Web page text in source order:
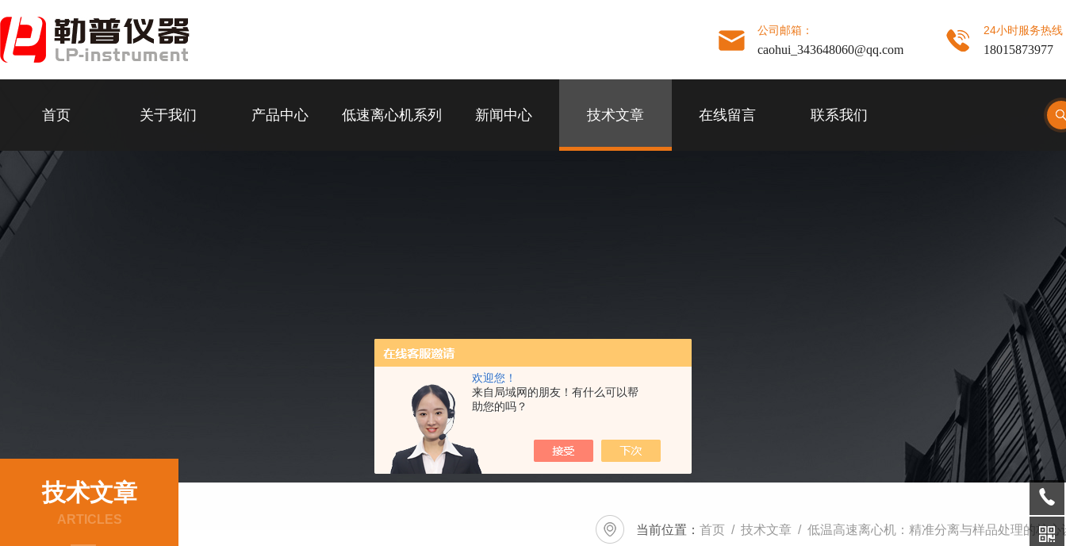
欢迎您！
来自局域网的朋友！有什么可以帮
助您的吗？
公司邮箱：
caohui_343648060@qq.com
24小时服务热线
18015873977
首页 关于我们 产品中心 低速离心机系列 新闻中心 技术文章 在线留言 联系我们
技术文章
ARTICLES
当前位置： 首页 / 技术文章 / 低温高速离心机：精准分离与样品处理的核心